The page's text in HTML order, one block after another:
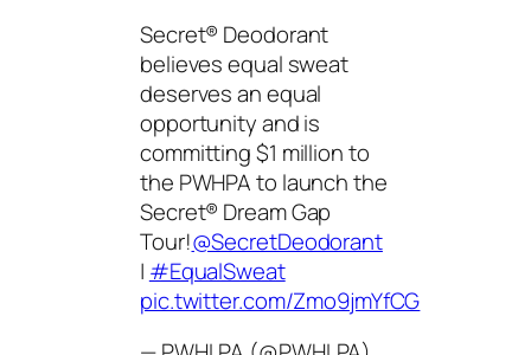
Secret® Deodorant
believes equal sweat
deserves an equal
opportunity and is
committing $1 million to
the PWHPA to launch the
Secret® Dream Gap
Tour!@SecretDeodorant
| #EqualSweat
pic.twitter.com/Zmo9jmYfCG